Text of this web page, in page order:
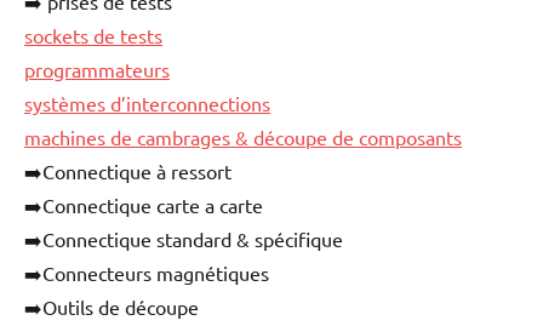
sockets de tests
programmateurs
systèmes d’interconnections
machines de cambrages & découpe de composants
➡️Connectique à ressort
➡️Connectique carte a carte
➡️Connectique standard & spécifique
➡️Connecteurs magnétiques
➡️Outils de découpe